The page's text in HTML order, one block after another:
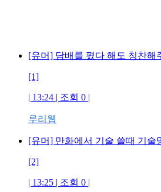
[유머] 담배를 폈다 해도 칭찬해
[1]
| 13:24 | 조회 0 |
루리웹
[유머] 만화에서 기술 쓸때 기술
[2]
| 13:25 | 조회 0 |